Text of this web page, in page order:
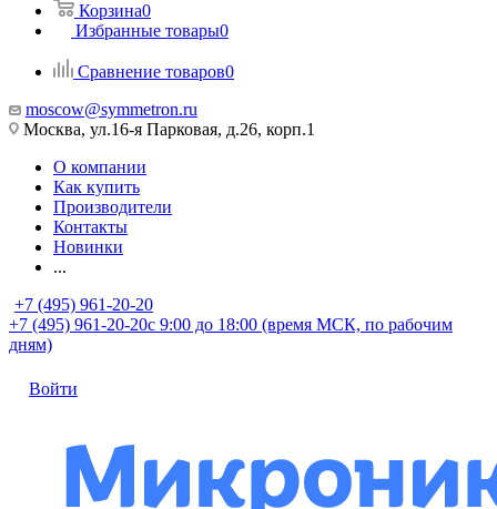
Корзина0
Избранные товары0
Сравнение товаров0
moscow@symmetron.ru
Москва, ул.16-я Парковая, д.26, корп.1
О компании
Как купить
Производители
Контакты
Новинки
...
+7 (495) 961-20-20
+7 (495) 961-20-20с 9:00 до 18:00 (время МСК, по рабочим
дням)
Войти